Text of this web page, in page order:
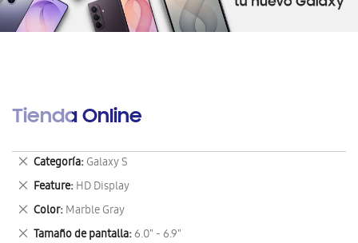
Tienda Online
Categoría Galaxy S
Eliminar
este
artículo
Feature HD Display
Eliminar
este
artículo
Color Marble Gray
Eliminar
este
Tamaño de pantalla 6.0" - 6.9"
Eliminar